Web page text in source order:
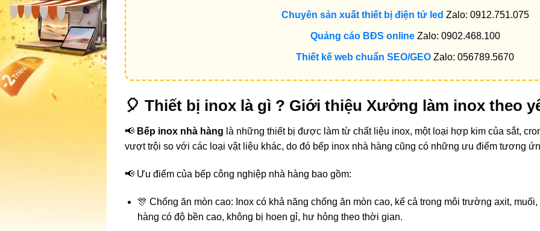
Chuyên sản xuất thiết bị điện tử led Zalo: 0912.751.075
Quảng cáo BĐS onlineZalo: 0902.468.100
Thiết kế web chuẩn SEO/GEO Zalo: 056789.5670
🎈 Thiết bị inox là gì ? Giới thiệu Xưởng làm inox theo
📢 Bếp inox nhà hàng là những thiết bị được làm từ chất liệu inox, một loại hợp kim của sắt,
vượt trội so với các loại vật liệu khác, do đó bếp inox nhà hàng cũng có những ưu điểm tương
📢 Ưu điểm của bếp công nghiệp nhà hàng bao gồm:
🎊 Chống ăn mòn cao: Inox có khả năng chống ăn mòn cao, kể cả trong môi trường axit,
hàng có độ bền cao, không bị hoen gỉ, hư hỏng theo thời gian.